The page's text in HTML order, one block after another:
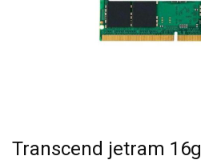
Transcend jetram